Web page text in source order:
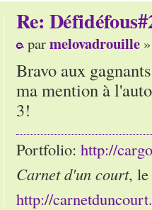
Re:
parmelovadrouille
Bravo aux
ma mention à
3!
Portfolio: http://
Carnet d'un court,
http://